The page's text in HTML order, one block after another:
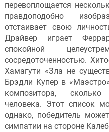
перевоплощается
правдоподобно
отстаивает свою
Драйвер играет
спокойной
сосредоточенностью.
Хамагути «Зла не
Брэдли Купер в
композитора,
человека. Этот список
однако, победитель
симпатии на стороне